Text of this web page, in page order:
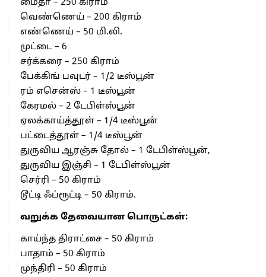
மைதா – 250 கிராம்
வெண்ணெய் – 200 கிராம்
எண்ணெய் – 50 மி.லி.
முட்டை – 6
சர்க்கரை – 250 கிராம்
பேக்கிங் பவுடர் – 1/2 டீஸ்பூன்
ரம் எசென்ஸ் – 1 டீஸ்பூன்
கேரமல் – 2 டேபிள்ஸ்பூன்
ஏலக்காய்த்தூள் – 1/4 டீஸ்பூன்
பட்டைத்தூள் – 1/4 டீஸ்பூன்
துருவிய ஆரஞ்சு தோல் – 1 டேபிள்ஸ்பூன்,
துருவிய இஞ்சி – 1 டேபிள்ஸ்பூன்
செர்ரி – 50 கிராம்
டூட்டி ஃப்ரூட்டி – 50 கிராம்.
வறுக்க தேவையான பொருட்கள்:
காய்ந்த திராட்சை – 50 கிராம்
பாதாம் – 50 கிராம்
முந்திரி – 50 கிராம்